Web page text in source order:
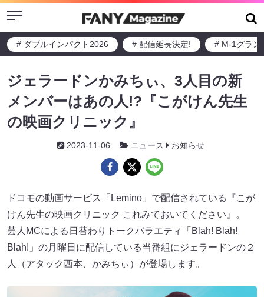
Menu
# ダブルインパクト2026 # 配信延長決定! # M-1グラン
ジェラードンかみちぃ、3人目の新
メンバーはあの人!?『こがけん先生
の映画クリニック』
2023-11-06 ニュース お知らせ
ドコモの動画サービス「Lemino」で配信されている『こが
けん先生の映画クリニック これみておいてください』。
芸人MCによる日替わりトークバラエティ「Blah! Blah!
Blah!」の月曜日に配信している当番組にジェラードンの２
人（アタック西本、かみちぃ）が登場します。